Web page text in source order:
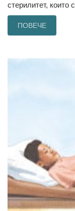
стерилитет, които
ПОВЕЧЕ